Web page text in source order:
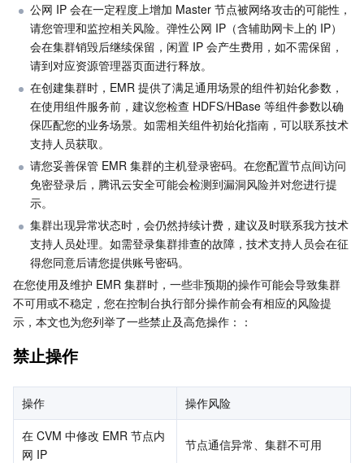
数据加速器 GooseFS
云数据库 PostgreSQL
云数据库 SQL Server
TDSQL MySQL 版
TDSQL Boundless
腾讯云分布式缓存数据库（兼容 Redis）
云数据库 MongoDB
游戏数据库 TcaplusDB
云数据库 Tendis
时序数据库 CTSDB
数据库 SaaS 服务
数据传输服务
数据库专家服务
数据库智能管家 DBbrain
数据库管理中心
网络
私有网络
负载均衡
网关负载均衡
专线接入
弹性网卡
NAT 网关
对等连接
网络流日志
数据安全
数据安全治理中心
密钥管理系统
凭据管理系统
数据安全审计
业务安全
验证码
文本内容安全
音频内容安全
视频内容安全
账号风控平台
风险识别 RCE
安全服务
渗透测试服务
云安全
Web 应用防火墙
主机安全
容器安全服务
云安全中心
移动应用安全
安全凭证服务
域名与网站
域名注册
SSL 证书
私有域解析 Private DNS
企业应用
腾讯微卡
办公协同
腾讯电子签
大数据
公网 IP 会在一定程度上增加 Master 节点被网络攻击的可能性，
请您管理和监控相关风险。弹性公网 IP（含辅助网卡上的 IP）
会在集群销毁后继续保留，闲置 IP 会产生费用，如不需保留，
请到对应资源管理器页面进行释放。
在创建集群时，EMR 提供了满足通用场景的组件初始化参数，
在使用组件服务前，建议您检查 HDFS/HBase 等组件参数以确
保匹配您的业务场景。如需相关组件初始化指南，可以联系技术
支持人员获取。
请您妥善保管 EMR 集群的主机登录密码。在您配置节点间访问
免密登录后，腾讯云安全可能会检测到漏洞风险并对您进行提
示。
集群出现异常状态时，会仍然持续计费，建议及时联系我方技术
支持人员处理。如需登录集群排查的故障，技术支持人员会在征
得您同意后请您提供账号密码。
在您使用及维护 EMR 集群时，一些非预期的操作可能会导致集群
不可用或不稳定，您在控制台执行部分操作前会有相应的风险提
示，本文也为您列举了一些禁止及高危操作：：
禁止操作
操作
操作风险
在 CVM 中修改 EMR 节点内
网 IP
节点通信异常、集群不可用